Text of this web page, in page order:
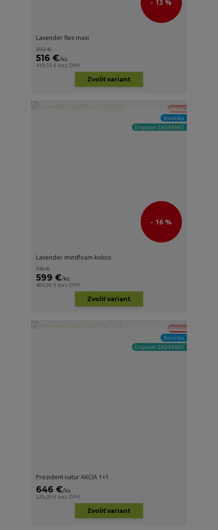
- 13 %
Lavender flex maxi
592 €
516 €/ks
419,51 € bez DPH
Zvoliť variant
Akcia
Novinka
Doprava ZADARMO
- 16 %
Lavender mindfoam kokos
715 €
599 €/ks
486,99 € bez DPH
Zvoliť variant
Akcia
Novinka
Doprava ZADARMO
Prezident natur AKCIA 1+1
646 €/ks
525,20 € bez DPH
Zvoliť variant